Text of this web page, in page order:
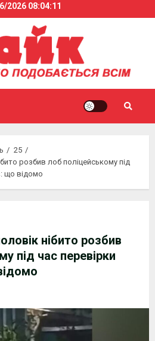
2026 08:04:11
25
розбив лоб поліцейському під
що відомо
нібито розбив
під час перевірки